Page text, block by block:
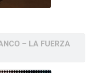
– LA FUERZA